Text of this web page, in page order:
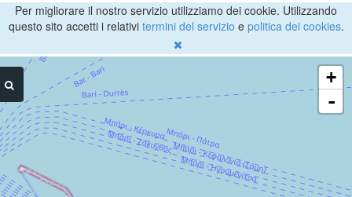
Per migliorare il nostro servizio utilizziamo dei cookie. Utilizzando
questo sito accetti i relativi termini del servizio e politica dei cookies.
+
-